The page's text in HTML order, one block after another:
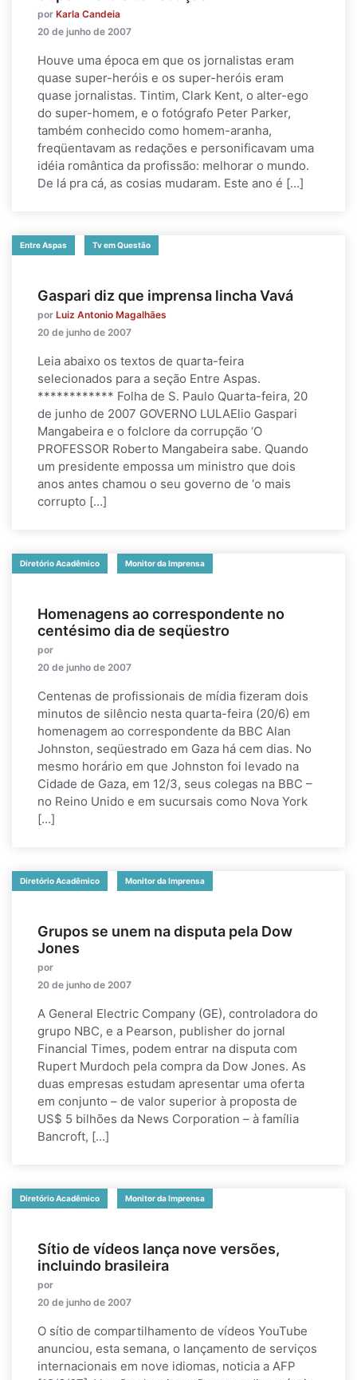
por Karla Candeia
20 de junho de 2007
Houve uma época em que os jornalistas eram
quase super-heróis e os super-heróis eram
quase jornalistas. Tintim, Clark Kent, o alter-ego
do super-homem, e o fotógrafo Peter Parker,
também conhecido como homem-aranha,
freqüentavam as redações e personificavam uma
idéia romântica da profissão: melhorar o mundo.
De lá pra cá, as cosias mudaram. Este ano é […]
Entre Aspas Tv em Questão
Gaspari diz que imprensa lincha Vavá
por Luiz Antonio Magalhães
20 de junho de 2007
Leia abaixo os textos de quarta-feira
selecionados para a seção Entre Aspas.
************ Folha de S. Paulo Quarta-feira, 20
de junho de 2007 GOVERNO LULAElio Gaspari
Mangabeira e o folclore da corrupção ‘O
PROFESSOR Roberto Mangabeira sabe. Quando
um presidente empossa um ministro que dois
anos antes chamou o seu governo de ‘o mais
corrupto […]
Diretório Acadêmico Monitor da Imprensa
Homenagens ao correspondente no
centésimo dia de seqüestro
por
20 de junho de 2007
Centenas de profissionais de mídia fizeram dois
minutos de silêncio nesta quarta-feira (20/6) em
homenagem ao correspondente da BBC Alan
Johnston, seqüestrado em Gaza há cem dias. No
mesmo horário em que Johnston foi levado na
Cidade de Gaza, em 12/3, seus colegas na BBC –
no Reino Unido e em sucursais como Nova York
[…]
Diretório Acadêmico Monitor da Imprensa
Grupos se unem na disputa pela Dow
Jones
por
20 de junho de 2007
A General Electric Company (GE), controladora do
grupo NBC, e a Pearson, publisher do jornal
Financial Times, podem entrar na disputa com
Rupert Murdoch pela compra da Dow Jones. As
duas empresas estudam apresentar uma oferta
em conjunto – de valor superior à proposta de
US$ 5 bilhões da News Corporation – à família
Bancroft, […]
Diretório Acadêmico Monitor da Imprensa
Sítio de vídeos lança nove versões,
incluindo brasileira
por
20 de junho de 2007
O sítio de compartilhamento de vídeos YouTube
anunciou, esta semana, o lançamento de serviços
internacionais em nove idiomas, noticia a AFP